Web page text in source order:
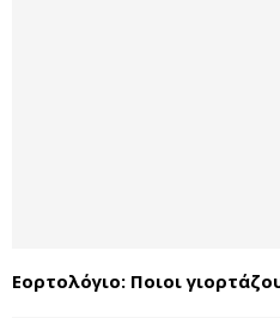
Εορτολόγιο: Ποιοι